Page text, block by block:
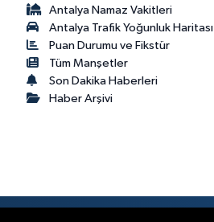
Antalya Namaz Vakitleri
Antalya Trafik Yoğunluk Haritası
Puan Durumu ve Fikstür
Tüm Manşetler
Son Dakika Haberleri
Haber Arşivi